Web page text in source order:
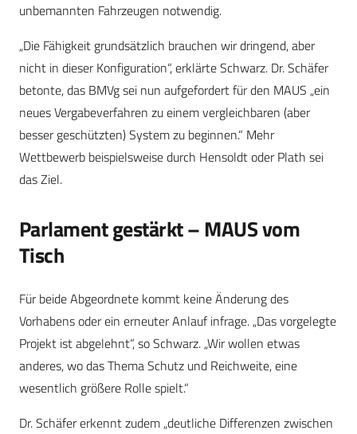
unbemannten Fahrzeugen notwendig.
„Die Fähigkeit grundsätzlich brauchen wir dringend, aber
nicht in dieser Konfiguration“, erklärte Schwarz. Dr. Schäfer
betonte, das BMVg sei nun aufgefordert für den MAUS „ein
neues Vergabeverfahren zu einem vergleichbaren (aber
besser geschützten) System zu beginnen.“ Mehr
Wettbewerb beispielsweise durch Hensoldt oder Plath sei
das Ziel.
Parlament gestärkt – MAUS vom
Tisch
Für beide Abgeordnete kommt keine Änderung des
Vorhabens oder ein erneuter Anlauf infrage. „Das vorgelegte
Projekt ist abgelehnt“, so Schwarz. „Wir wollen etwas
anderes, wo das Thema Schutz und Reichweite, eine
wesentlich größere Rolle spielt.“
Dr. Schäfer erkennt zudem „deutliche Differenzen zwischen